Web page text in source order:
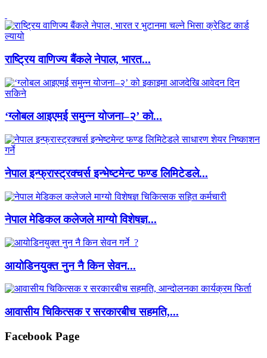
राष्ट्रिय वाणिज्य बैंकले नेपाल, भारत...
‘ग्लोबल आइएमई समुन्न योजना–२’ को...
नेपाल इन्फ्रास्ट्रक्चर्स इन्भेष्टमेन्ट फण्ड लिमिटेडले...
नेपाल मेडिकल कलेजले माग्यो विशेषज्ञ...
आयोडिनयुक्त नुन नै किन सेवन...
आवासीय चिकित्सक र सरकारबीच सहमति,...
Facebook Page